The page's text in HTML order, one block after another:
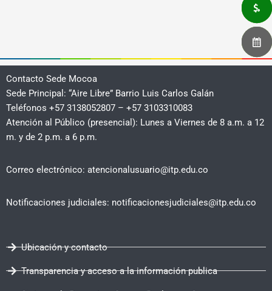
Contacto Sede Mocoa
Sede Principal: “Aire Libre” Barrio Luis Carlos Galán
Teléfonos +57 3138052807 – +57 3103310083
Atención al Público (presencial): Lunes a Viernes de 8 a.m. a 12
m. y de 2 p.m. a 6 p.m.
Correo electrónico: atencionalusuario@itp.edu.co
Notificaciones judiciales: notificacionesjudiciales@itp.edu.co
Ubicación y contacto
Transparencia y acceso a la información publica